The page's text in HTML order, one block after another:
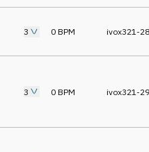
3 0 BPM ivox321-28
3 0 BPM ivox321-29